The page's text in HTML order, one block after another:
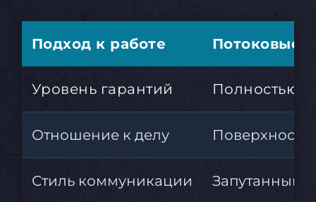
Подход к работе Потоковые
Уровень гарантий Полностью
Отношение к делу
Стиль коммуникации Запутанный